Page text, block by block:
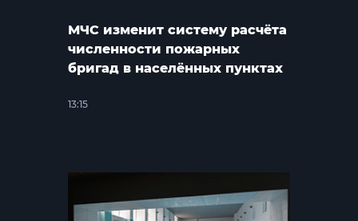
МЧС изменит систему расчёта
численности пожарных
бригад в населённых пунктах
13:15